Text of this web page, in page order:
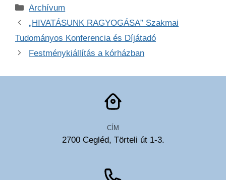
Kategória
Archívum
„HIVATÁSUNK RAGYOGÁSA” Szakmai
Tudományos Konferencia és Díjátadó
Festménykiállítás a kórházban
CÍM
2700 Cegléd, Törteli út 1-3.